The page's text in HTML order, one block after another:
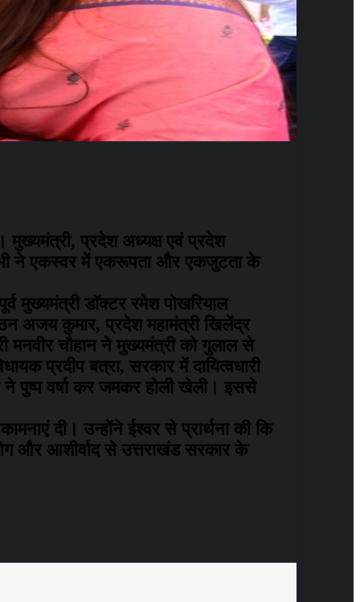
मुख्यमंत्री, प्रदेश अध्यक्ष एवं प्रदेश
ने एकस्वर में एकरूपता और एकजुटता के
मुख्यमंत्री डॉक्टर रमेश पोखरियाल
अजय कुमार, प्रदेश महामंत्री खिलेंद्र
मनवीर चौहान ने मुख्यमंत्री को गुलाल से
प्रदीप बत्रा, सरकार में दायित्वधारी
पुष्प वर्षा कर जमकर होली खेली। इससे
दी। उन्होंने ईश्वर से प्रार्थना की कि
और आशीर्वाद से उत्तराखंड सरकार के